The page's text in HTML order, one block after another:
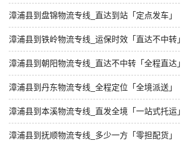
漳浦县到盘锦物流专线_直达到站「定点发车」
漳浦县到铁岭物流专线_运保时效「直达不中转」
漳浦县到朝阳物流专线_直达不中转「全程直达」
漳浦县到丹东物流专线_全程定位「全境派送」
漳浦县到本溪物流专线_直发全境「一站式托运」
漳浦县到抚顺物流专线_多少一方「零担配货」